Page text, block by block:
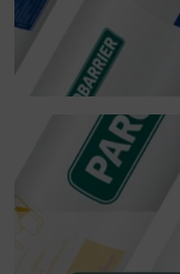
PAROBARRIER
произведени в
на
плоски покриви,
намаляват